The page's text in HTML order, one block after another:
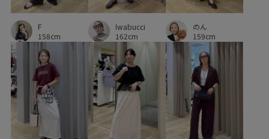
スッキリ ストラップ ストレスフリー セット
セレモニー8選 チェーン テレコ素材 デイリーで活躍
デイリー使い トレンド感 トートバッグ ナイロン
ニット ネックレス ハリ感 パンツ
フェイクレザー フォーマル フォーマルシーン
フリーサイズ ブラウス ベーシック
F
158cm
Iwabucci
162cm
のん
159cm